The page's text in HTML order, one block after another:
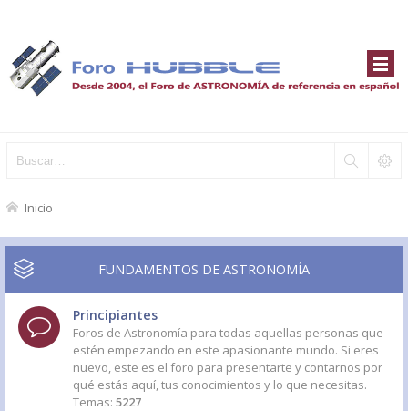
Inicio
FUNDAMENTOS DE ASTRONOMÍA
Principiantes
Foros de Astronomía para todas aquellas personas que
estén empezando en este apasionante mundo. Si eres
nuevo, este es el foro para presentarte y contarnos por
qué estás aquí, tus conocimientos y lo que necesitas.
Temas: 5227